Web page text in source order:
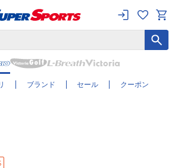
ブランド セール クーポン